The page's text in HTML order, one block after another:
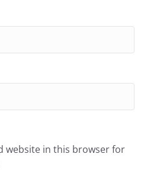
website in this browser for